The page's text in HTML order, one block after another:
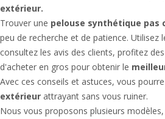
extérieur.
Trouver une pelouse synthétique pas
peu de recherche et de patience. Utilisez
consultez les avis des clients, profitez
d'acheter en gros pour obtenir le
Avec ces conseils et astuces, vous
extérieur attrayant sans vous ruiner.
Nous vous proposons plusieurs modèles,